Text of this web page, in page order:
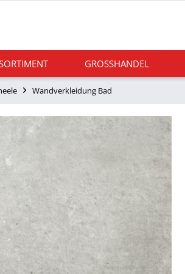
GROSSHANDEL
Wandverkleidung Bad